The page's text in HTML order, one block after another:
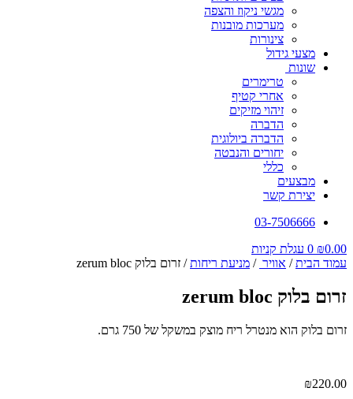
מגשי ניקוז והצפה
מערכות מובנות
צינורות
מצעי גידול
שונות
טרימרים
אחרי קטיף
זיהוי מזיקים
הדברה
הדברה ביולוגית
יחורים והנבטה
כללי
מבצעים
יצירת קשר
03-7506666
₪0.00
0 עגלת קניות
עמוד הבית/ אוויר / מניעת ריחות/ זרום בלוק zerum bloc
זרום בלוק zerum bloc
זרום בלוק הוא מנטרל ריח מוצק במשקל של 750 גרם.
₪220.00